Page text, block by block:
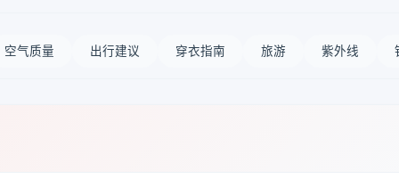
空气质量 出行建议 穿衣指南 旅游 紫外线